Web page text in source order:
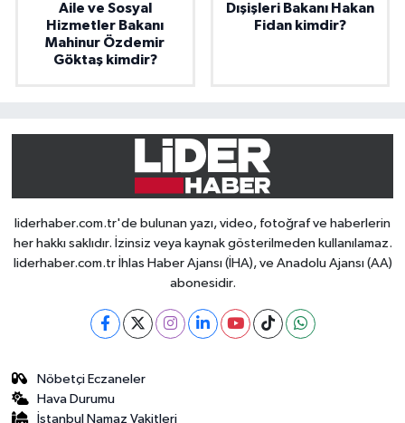
Aile ve Sosyal
Hizmetler Bakanı
Mahinur Özdemir
Göktaş kimdir?
Dışişleri Bakanı Hakan
Fidan kimdir?
liderhaber.com.tr'de bulunan yazı, video, fotoğraf ve haberlerin
her hakkı saklıdır. İzinsiz veya kaynak gösterilmeden kullanılamaz.
liderhaber.com.tr İhlas Haber Ajansı (İHA), ve Anadolu Ajansı (AA)
abonesidir.
Nöbetçi Eczaneler
Hava Durumu
İstanbul Namaz Vakitleri